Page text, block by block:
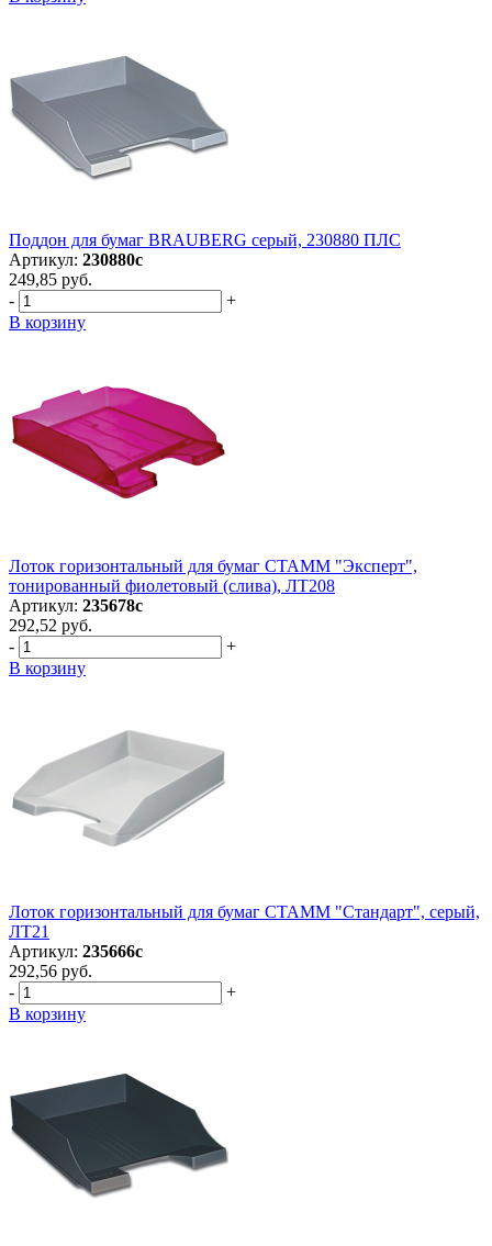
Поддон для бумаг BRAUBERG серый, 230880 ПЛС
Артикул: 230880с
249,85 руб.
-
+
В корзину
Лоток горизонтальный для бумаг СТАММ "Эксперт",
тонированный фиолетовый (слива), ЛТ208
Артикул: 235678с
292,52 руб.
-
+
В корзину
Лоток горизонтальный для бумаг СТАММ "Стандарт", серый,
ЛТ21
Артикул: 235666с
292,56 руб.
-
+
В корзину